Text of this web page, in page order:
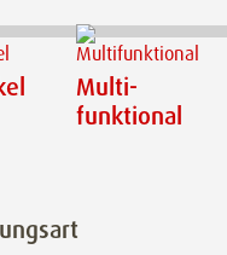
Multi­
funktional